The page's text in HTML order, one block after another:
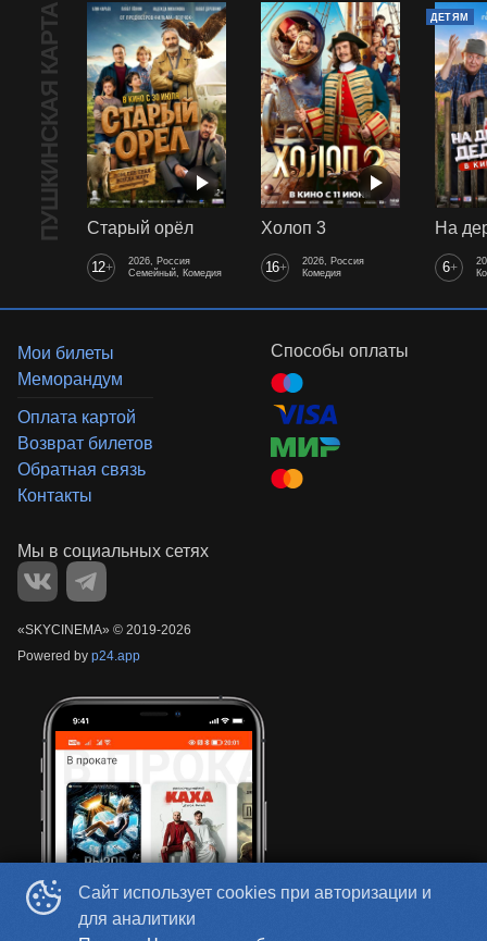
ПУШКИНСКАЯ КАРТА Старый орёл
12+
2026, Россия
Семейный, Комедия
Холоп 3
16+
2026, Россия
Комедия
ДЕТЯМ
6+
Сайт использует cookies при авторизации и
для аналитики
Мои билеты
Меморандум
Оплата картой
Возврат билетов
Обратная связь
Контакты
Способы оплаты
«‎SKYCINEMA» © 2019-2026
Powered by p24.app